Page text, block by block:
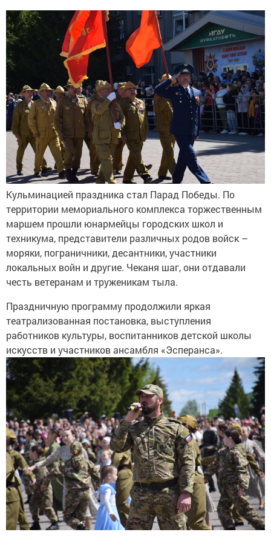
Кульминацией праздника стал Парад Победы. По
территории мемориального комплекса торжественным
маршем прошли юнармейцы городских школ и
техникума, представители различных родов войск –
моряки, пограничники, десантники, участники
локальных войн и другие. Чеканя шаг, они отдавали
честь ветеранам и труженикам тыла.
Праздничную программу продолжили яркая
театрализованная постановка, выступления
работников культуры, воспитанников детской школы
искусств и участников ансамбля «Эсперанса».